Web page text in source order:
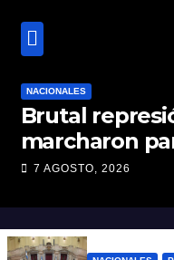
NACIONALES
Brutal
marcharon
la patria
7 AGOSTO, 2026